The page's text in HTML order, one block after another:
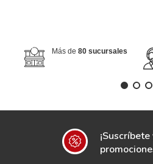
Más de 80 sucursales